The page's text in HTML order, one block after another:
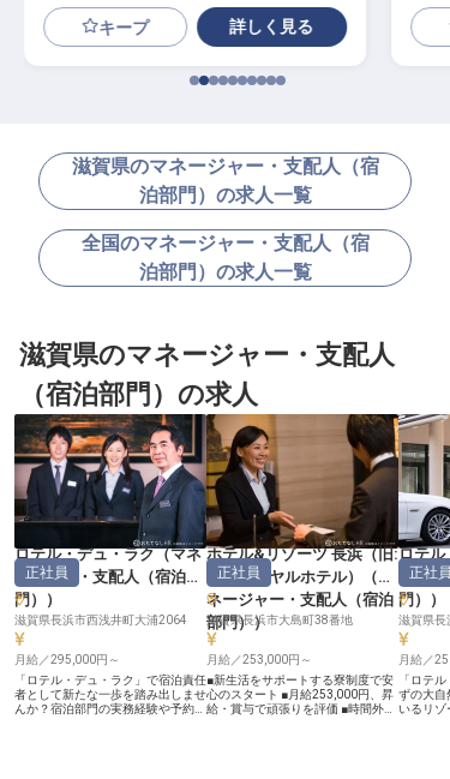
キープ 詳しく見る
滋賀県のマネージャー・支配人（宿
泊部門）の求人一覧
全国のマネージャー・支配人（宿
泊部門）の求人一覧
滋賀県のマネージャー・支配人
（宿泊部門）の求人
ロテル・デュ・ラク（マネ
ージャー・支配人（宿泊部
門）
）
正社員
滋賀県長浜市西浅井町大浦2064
月給／295,000円～
「ロテル・デュ・ラク」で宿泊責任
者として新たな一歩を踏み出しませ
んか？宿泊部門の実務経験や予約マ
ホテル&リゾーツ 長浜（旧:
長浜ロイヤルホテル）
（マ
ネージャー・支配人（宿泊
部門））
正社員
滋賀県長浜市大島町38番地
月給／253,000円～
■新生活をサポートする寮制度で安
心のスタート ■月給253,000円、昇
給・賞与で頑張りを評価 ■時間外勤
ロテル
ージ
門）
）
正社員
滋賀県長
月給／
「ロテ
ずの大自
いるリゾ